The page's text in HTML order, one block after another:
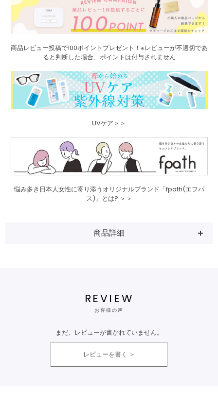
商品レビュー投稿で100ポイントプレゼント！※レビューが不適切であ
ると判断した場合、ポイントは付与されません
UVケア＞＞
悩み多き日本人女性に寄り添うオリジナルブランド「fpath(エフパ
ス)」とは? ＞＞
商品詳細
REVIEW
お客様の声
まだ、レビューが書かれていません。
レビューを書く